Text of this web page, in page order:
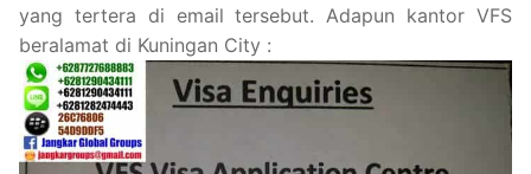
yang tertera di email tersebut. Adapun kantor VFS
beralamat di Kuningan City :